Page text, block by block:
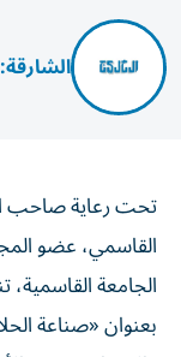
القاسمي، عضو
الجامعة القاسمية،
بعنوان «صناعة